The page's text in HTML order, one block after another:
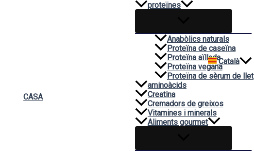
CASA
proteïnes
Anabòlics naturals
Proteïna de caseïna
Proteïna aïllada
Proteïna vegana
Proteïna de sèrum de llet
aminoàcids
Creatina
Cremadors de greixos
Vitamines i minerals
Aliments gourmet
Català